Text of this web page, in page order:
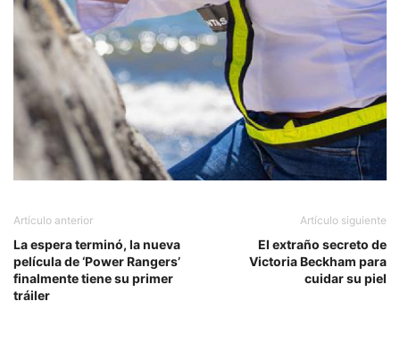
Artículo anterior
La espera terminó, la nueva
película de ‘Power Rangers’
finalmente tiene su primer
tráiler
Artículo siguiente
El extraño secreto de
Victoria Beckham para
cuidar su piel